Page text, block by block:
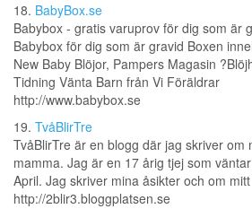
18. BabyBox.se
Babybox - gratis varuprov för dig som är
Babybox för dig som är gravid Boxen
New Baby Blöjor, Pampers Magasin
Tidning Vänta Barn från Vi Föräldrar
http://www.babybox.se
19. TvåBlirTre
TvåBlirTre är en blogg där jag skriver om
mamma. Jag är en 17 årig tjej som
April. Jag skriver mina åsikter och om
http://2blir3.bloggplatsen.se